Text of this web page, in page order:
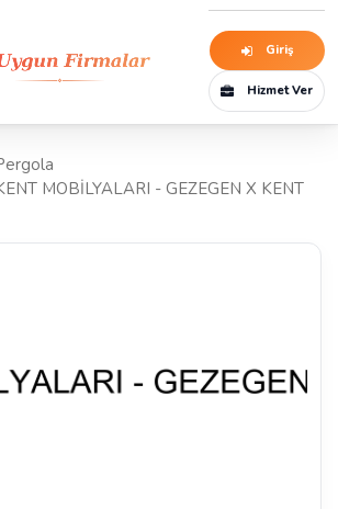
Giriş
Hizmet Ver
MOBİLYALARI - GEZEGEN X KENT